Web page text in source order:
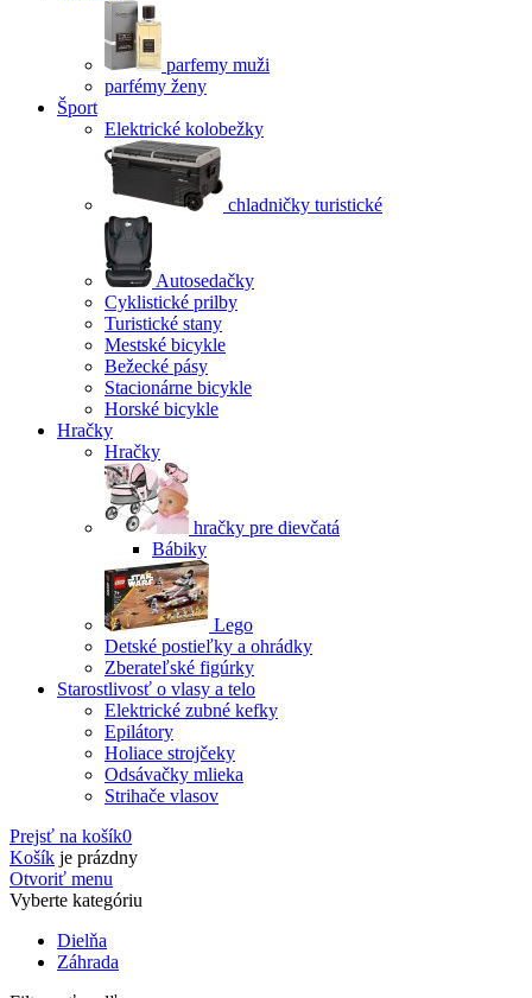
parfemy muži
parfémy ženy
Šport
Elektrické kolobežky
chladničky turistické
Autosedačky
Cyklistické prilby
Turistické stany
Mestské bicykle
Bežecké pásy
Stacionárne bicykle
Horské bicykle
Hračky
Hračky
hračky pre dievčatá
Bábiky
Lego
Detské postieľky a ohrádky
Zberateľské figúrky
Starostlivosť o vlasy a telo
Elektrické zubné kefky
Epilátory
Holiace strojčeky
Odsávačky mlieka
Strihače vlasov
Prejsť na košík0
Košík je prázdny
Otvoriť menu
Vyberte kategóriu
Dielňa
Záhrada